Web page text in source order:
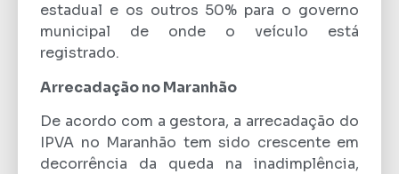
estadual e os outros 50% para o governo
municipal de onde o veículo está
registrado.
Arrecadação no Maranhão
De acordo com a gestora, a arrecadação do
IPVA no Maranhão tem sido crescente em
decorrência da queda na inadimplência,